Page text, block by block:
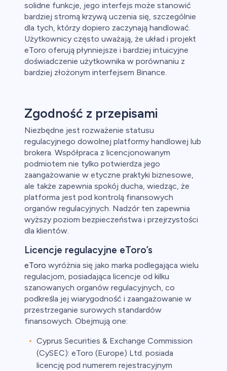
solidne funkcje, jego interfejs może stanowić
bardziej stromą krzywą uczenia się, szczególnie
dla tych, którzy dopiero zaczynają handlować.
Użytkownicy często uważają, że układ i projekt
eToro oferują płynniejsze i bardziej intuicyjne
doświadczenie użytkownika w porównaniu z
bardziej złożonym interfejsem Binance.
Zgodność z przepisami
Niezbędne jest rozważenie statusu
regulacyjnego dowolnej platformy handlowej lub
brokera. Współpraca z licencjonowanym
podmiotem nie tylko potwierdza jego
zaangażowanie w etyczne praktyki biznesowe,
ale także zapewnia spokój ducha, wiedząc, że
platforma jest pod kontrolą finansowych
organów regulacyjnych. Nadzór ten zapewnia
wyższy poziom bezpieczeństwa i przejrzystości
dla klientów.
Licencje regulacyjne eToro’s
eToro wyróżnia się jako marka podlegająca wielu
regulacjom, posiadająca licencje od kilku
szanowanych organów regulacyjnych, co
podkreśla jej wiarygodność i zaangażowanie w
przestrzeganie surowych standardów
finansowych. Obejmują one:
Cyprus Securities & Exchange Commission
(CySEC): eToro (Europe) Ltd. posiada
licencję pod numerem rejestracyjnym